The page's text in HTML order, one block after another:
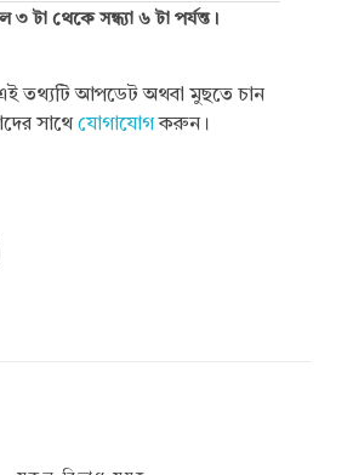
৩ টা থেকে সন্ধ্যা ৬ টা পর্যন্ত।
এই তথ্যটি আপডেট অথবা মুছতে চান
সাথে যোগাযোগকরুন।